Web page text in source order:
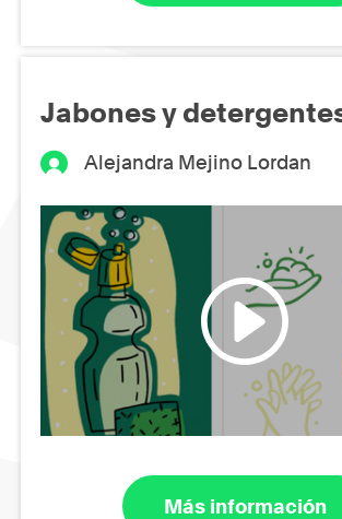
Jabones y
Alejandra Mejino Lordan
Más información